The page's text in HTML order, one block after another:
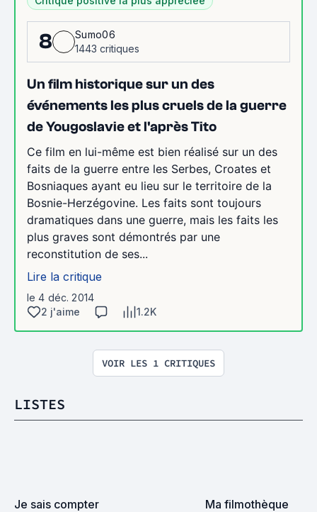
8
Sumo06
1443 critiques
Un film historique sur un des
événements les plus cruels de la guerre
de Yougoslavie et l'après Tito
Ce film en lui-même est bien réalisé sur un des
faits de la guerre entre les Serbes, Croates et
Bosniaques ayant eu lieu sur le territoire de la
Bosnie-Herzégovine. Les faits sont toujours
dramatiques dans une guerre, mais les faits les
plus graves sont démontrés par une
reconstitution de ses...
Lire la critique
le 4 déc. 2014
2 j'aime
1.2K
VOIR LES 1 CRITIQUES
LISTES
Je sais compter Ma filmothèque